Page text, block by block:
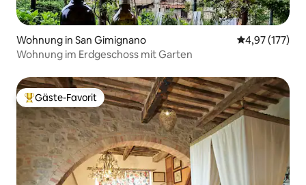
Wohnung in San Gimignano
4,97 (177)
Wohnung im Erdgeschoss mit Garten
Beliebter Gäste-Favorit.
Gäste-Favorit